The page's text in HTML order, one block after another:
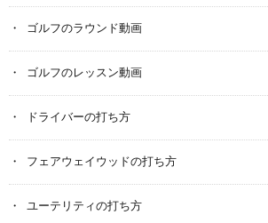
ゴルフのラウンド動画
ゴルフのレッスン動画
ドライバーの打ち方
フェアウェイウッドの打ち方
ユーテリティの打ち方